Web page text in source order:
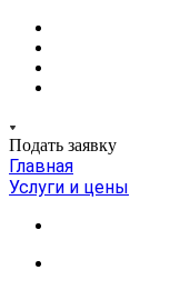
Подать заявку
Главная
Услуги и цены